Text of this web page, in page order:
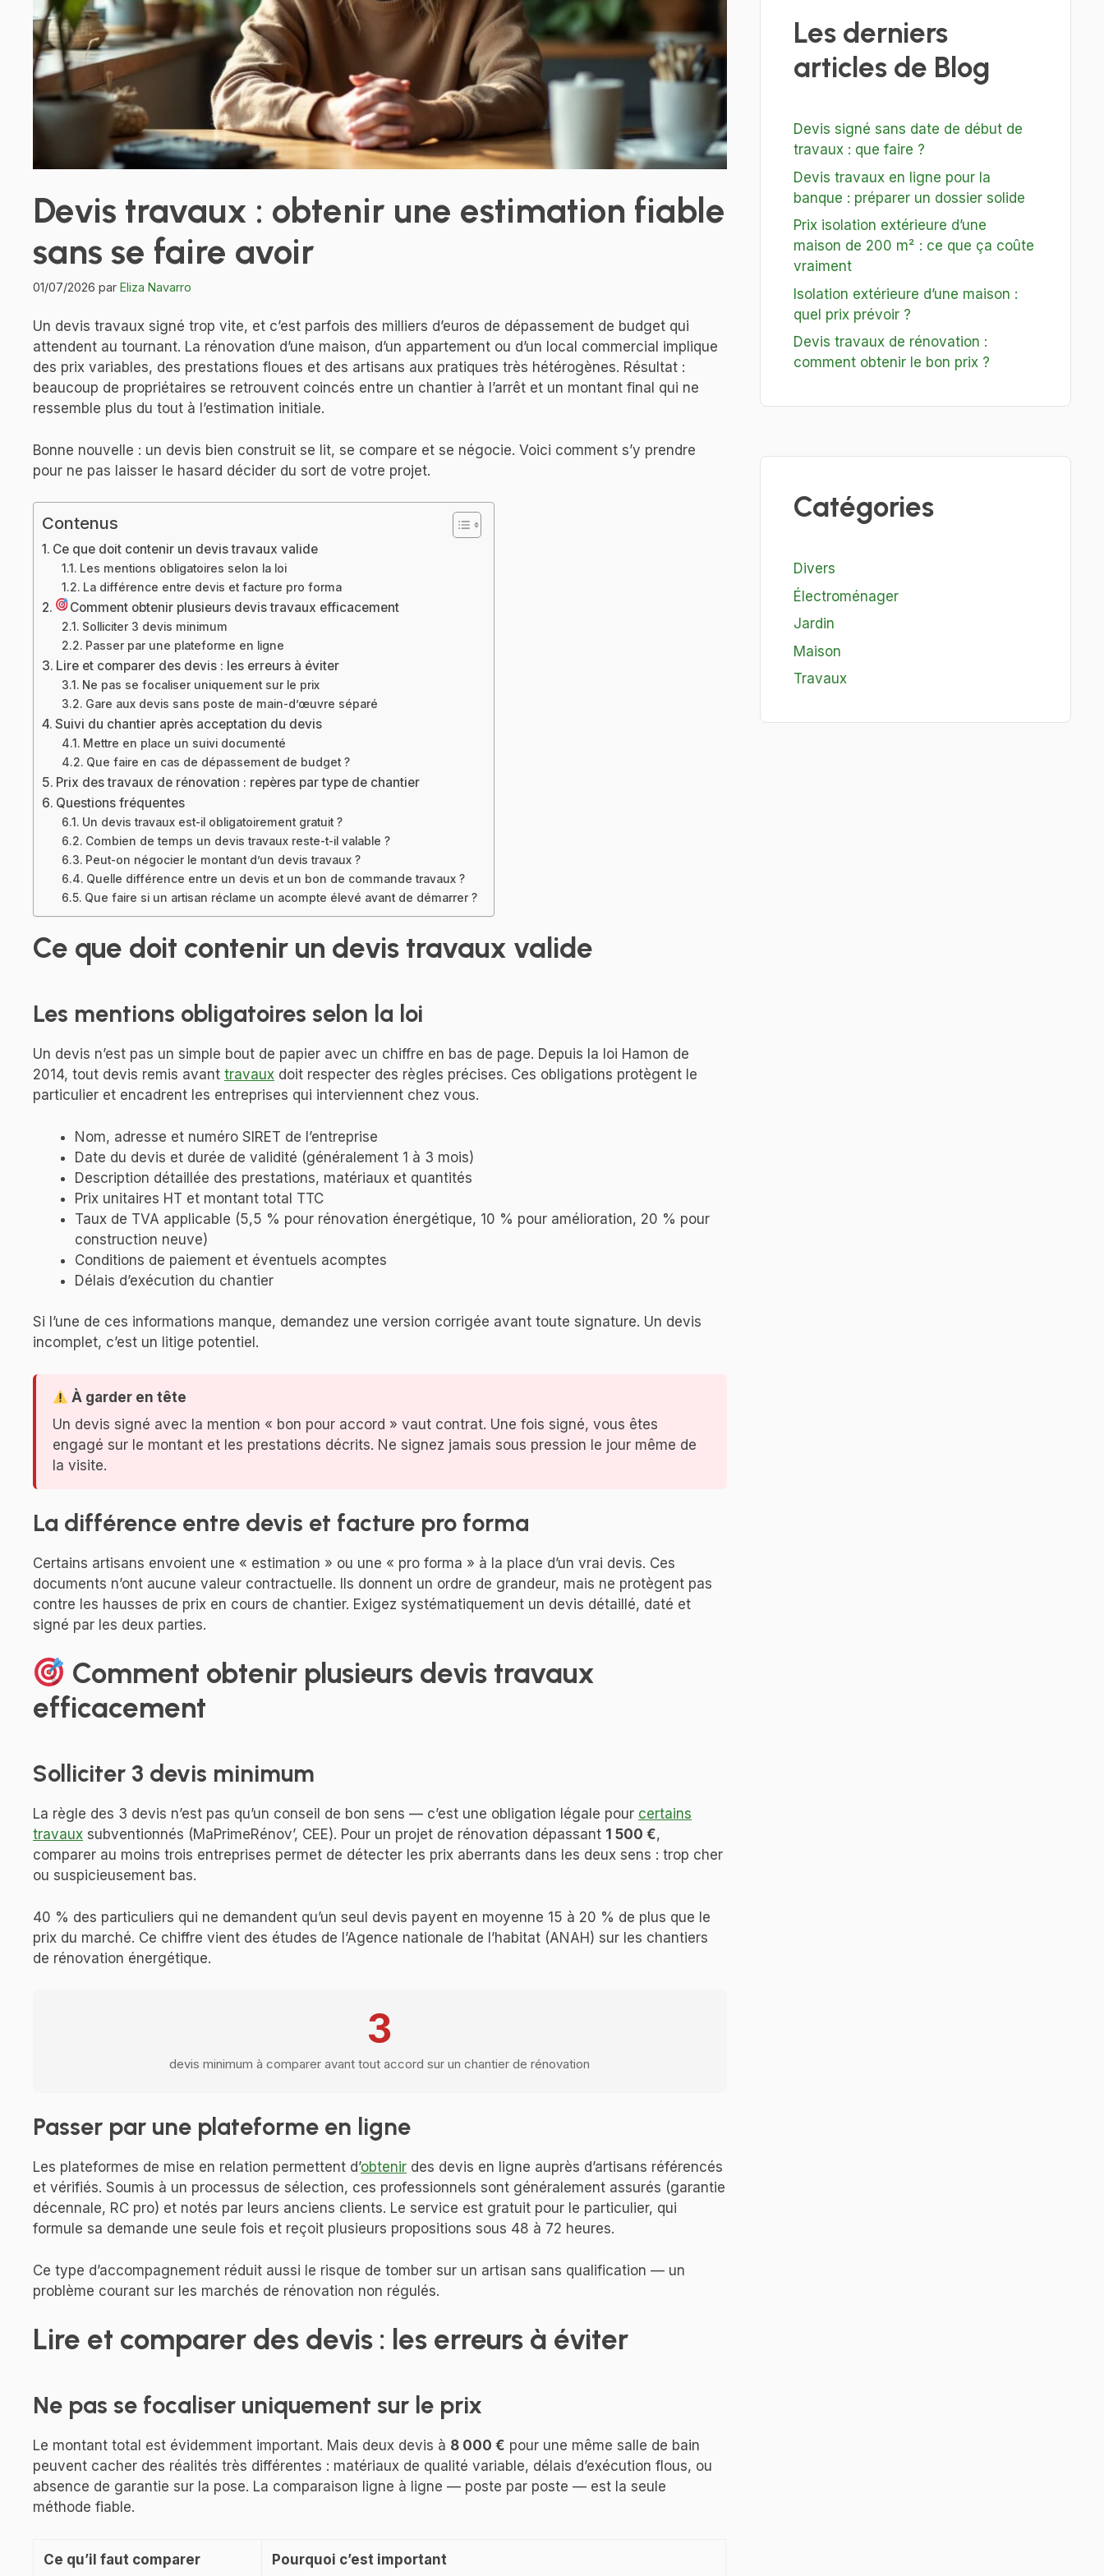
Devis travaux : obtenir une estimation fiable
sans se faire avoir
01/07/2026 par Eliza Navarro
Un devis travaux signé trop vite, et c’est parfois des milliers d’euros de dépassement de budget qui
attendent au tournant. La rénovation d’une maison, d’un appartement ou d’un local commercial implique
des prix variables, des prestations floues et des artisans aux pratiques très hétérogènes. Résultat :
beaucoup de propriétaires se retrouvent coincés entre un chantier à l’arrêt et un montant final qui ne
ressemble plus du tout à l’estimation initiale.
Bonne nouvelle : un devis bien construit se lit, se compare et se négocie. Voici comment s’y prendre
pour ne pas laisser le hasard décider du sort de votre projet.
Contenus
Ce que doit contenir un devis travaux valide
Les mentions obligatoires selon la loi
La différence entre devis et facture pro forma
Comment obtenir plusieurs devis travaux efficacement
Solliciter 3 devis minimum
Passer par une plateforme en ligne
Lire et comparer des devis : les erreurs à éviter
Ne pas se focaliser uniquement sur le prix
Gare aux devis sans poste de main-d’œuvre séparé
Suivi du chantier après acceptation du devis
Mettre en place un suivi documenté
Que faire en cas de dépassement de budget ?
Prix des travaux de rénovation : repères par type de chantier
Questions fréquentes
Un devis travaux est-il obligatoirement gratuit ?
Combien de temps un devis travaux reste-t-il valable ?
Peut-on négocier le montant d’un devis travaux ?
Quelle différence entre un devis et un bon de commande travaux ?
Que faire si un artisan réclame un acompte élevé avant de démarrer ?
Ce que doit contenir un devis travaux valide
Les mentions obligatoires selon la loi
Un devis n’est pas un simple bout de papier avec un chiffre en bas de page. Depuis la loi Hamon de
2014, tout devis remis avant travaux doit respecter des règles précises. Ces obligations protègent le
particulier et encadrent les entreprises qui interviennent chez vous.
Nom, adresse et numéro SIRET de l’entreprise
Date du devis et durée de validité (généralement 1 à 3 mois)
Description détaillée des prestations, matériaux et quantités
Prix unitaires HT et montant total TTC
Taux de TVA applicable (5,5 % pour rénovation énergétique, 10 % pour amélioration, 20 % pour
construction neuve)
Conditions de paiement et éventuels acomptes
Délais d’exécution du chantier
Si l’une de ces informations manque, demandez une version corrigée avant toute signature. Un devis
incomplet, c’est un litige potentiel.
À garder en tête
Un devis signé avec la mention « bon pour accord » vaut contrat. Une fois signé, vous êtes
engagé sur le montant et les prestations décrits. Ne signez jamais sous pression le jour même de
la visite.
La différence entre devis et facture pro forma
Certains artisans envoient une « estimation » ou une « pro forma » à la place d’un vrai devis. Ces
documents n’ont aucune valeur contractuelle. Ils donnent un ordre de grandeur, mais ne protègent pas
contre les hausses de prix en cours de chantier. Exigez systématiquement un devis détaillé, daté et
signé par les deux parties.
Comment obtenir plusieurs devis travaux
efficacement
Solliciter 3 devis minimum
La règle des 3 devis n’est pas qu’un conseil de bon sens — c’est une obligation légale pour certains
travaux subventionnés (MaPrimeRénov’, CEE). Pour un projet de rénovation dépassant 1 500 €,
comparer au moins trois entreprises permet de détecter les prix aberrants dans les deux sens : trop cher
ou suspicieusement bas.
40 % des particuliers qui ne demandent qu’un seul devis payent en moyenne 15 à 20 % de plus que le
prix du marché. Ce chiffre vient des études de l’Agence nationale de l’habitat (ANAH) sur les chantiers
de rénovation énergétique.
3
devis minimum à comparer avant tout accord sur un chantier de rénovation
Passer par une plateforme en ligne
Les plateformes de mise en relation permettent d’obtenir des devis en ligne auprès d’artisans référencés
et vérifiés. Soumis à un processus de sélection, ces professionnels sont généralement assurés (garantie
décennale, RC pro) et notés par leurs anciens clients. Le service est gratuit pour le particulier, qui
formule sa demande une seule fois et reçoit plusieurs propositions sous 48 à 72 heures.
Ce type d’accompagnement réduit aussi le risque de tomber sur un artisan sans qualification — un
problème courant sur les marchés de rénovation non régulés.
Lire et comparer des devis : les erreurs à éviter
Ne pas se focaliser uniquement sur le prix
Le montant total est évidemment important. Mais deux devis à 8 000 € pour une même salle de bain
peuvent cacher des réalités très différentes : matériaux de qualité variable, délais d’exécution flous, ou
absence de garantie sur la pose. La comparaison ligne à ligne — poste par poste — est la seule
méthode fiable.
Ce qu’il faut comparer Pourquoi c’est important
Les derniers
articles de Blog
Devis signé sans date de début de
travaux : que faire ?
Devis travaux en ligne pour la
banque : préparer un dossier solide
Prix isolation extérieure d’une
maison de 200 m² : ce que ça coûte
vraiment
Isolation extérieure d’une maison :
quel prix prévoir ?
Devis travaux de rénovation :
comment obtenir le bon prix ?
Catégories
Divers
Électroménager
Jardin
Maison
Travaux